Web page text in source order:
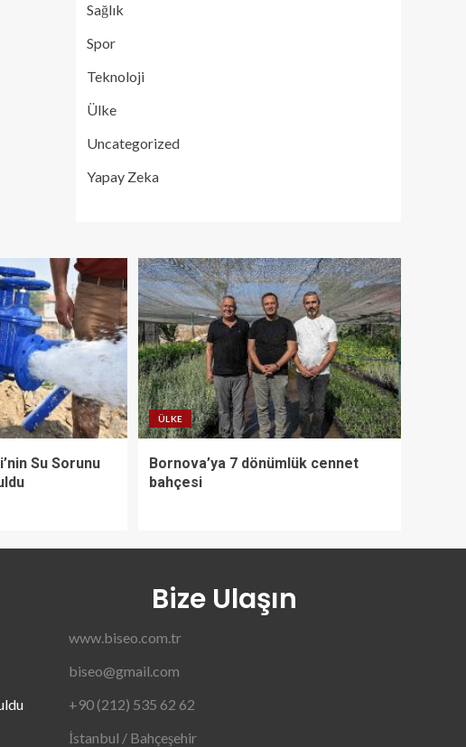
Sağlık
Spor
Teknoloji
Ülke
Uncategorized
Yapay Zeka
Su Sorunu
ÜLKE
Bornova’ya 7 dönümlük cennet
bahçesi
Bize Ulaşın
www.biseo.com.tr
biseo@gmail.com
+90 (212) 535 62 62
İstanbul / Bahçeşehir